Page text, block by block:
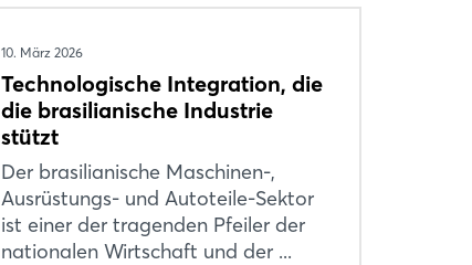
10. März 2026
Technologische Integration, die
die brasilianische Industrie
stützt
Der brasilianische Maschinen-,
Ausrüstungs- und Autoteile-Sektor
ist einer der tragenden Pfeiler der
nationalen Wirtschaft und der ...